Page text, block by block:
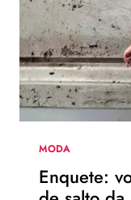
MODA
Enquete: